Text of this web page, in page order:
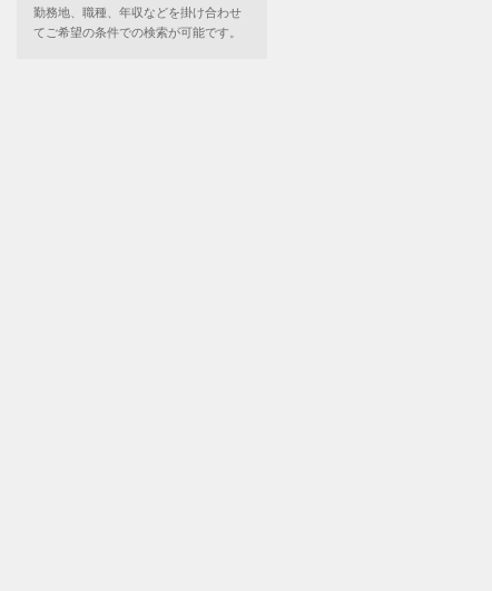
勤務地、職種、年収などを掛け合わせ
てご希望の条件での検索が可能です。